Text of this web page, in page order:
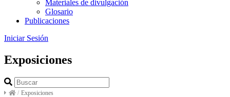
Materiales de divulgación
Glosario
Publicaciones
Iniciar Sesión
Exposiciones
/ Exposiciones